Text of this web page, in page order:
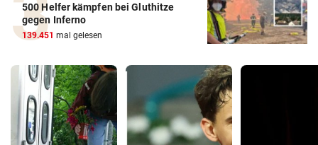
500 Helfer kämpfen bei Gluthitze
gegen Inferno
139.451 mal gelesen